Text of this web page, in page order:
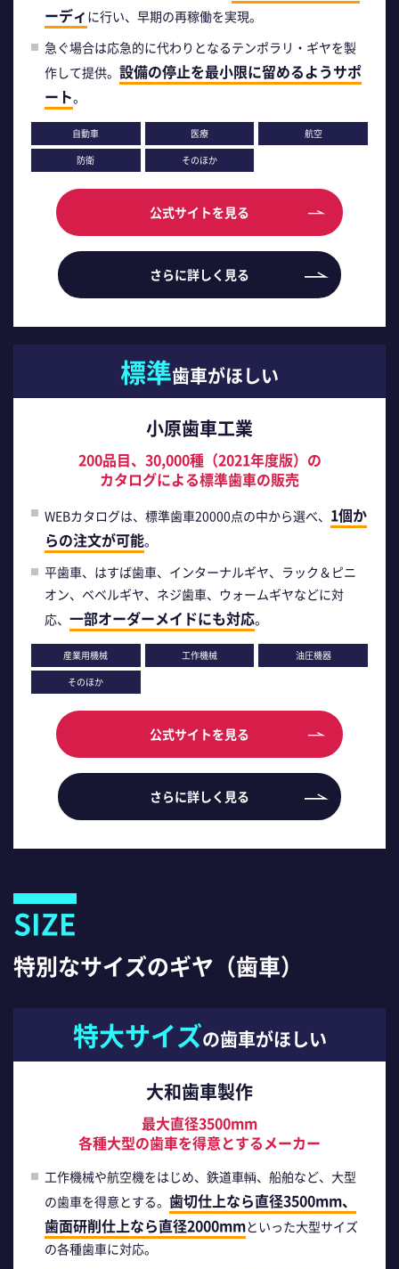
ーディ に行い、早期の再稼働を実現。
急ぐ場合は応急的に代わりとなるテンポラリ・ギヤを製
作して提供。 設備の停止を最小限に留めるようサポ
ート。
自動車 医療
航空
防衛
そのほか
公式サイトを見る
さらに詳しく見る
標準歯車がほしい
小原歯車工業
200品目、30,000種（2021年度版）の
カタログによる標準歯車の販売
WEBカタログは、標準歯車20000点の中から選べ、 1個か
らの注文が可能。
平歯車、はすば歯車、インターナルギヤ、ラック＆ピニ
オン、ベベルギヤ、ネジ歯車、ウォームギヤなどに対
応、 一部オーダーメイドにも対応。
産業用機械 工作機械
油圧機器
そのほか
公式サイトを見る
さらに詳しく見る
SIZE
特別なサイズのギヤ（歯車）
特大サイズの歯車がほしい
大和歯車製作
最大直径3500mm
各種大型の歯車を得意とするメーカー
工作機械や航空機をはじめ、鉄道車輌、船舶など、大型
の歯車を得意とする。 歯切仕上なら直径3500mm、
歯面研削仕上なら直径2000mmといった大型サイズ
の各種歯車に対応。